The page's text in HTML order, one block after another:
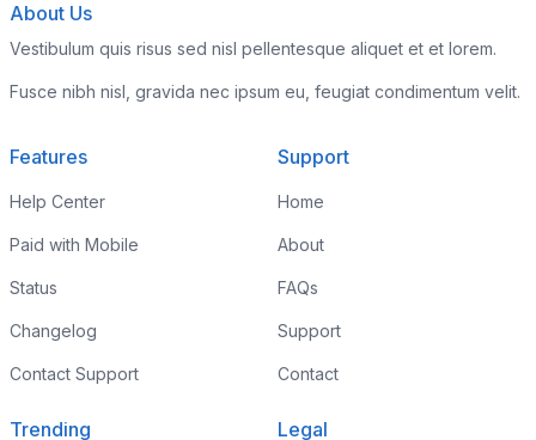
About Us
Vestibulum quis risus sed nisl pellentesque aliquet et et lorem.
Fusce nibh nisl, gravida nec ipsum eu, feugiat condimentum velit.
Features
Help Center
Paid with Mobile
Status
Changelog
Contact Support
Support
Home
About
FAQs
Support
Contact
Trending Legal